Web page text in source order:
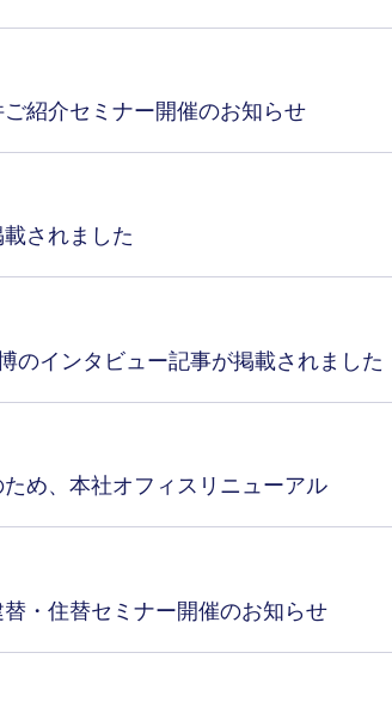
紹介セミナー開催のお知らせ
されました
のインタビュー記事が掲載されました
め、本社オフィスリニューアル
・住替セミナー開催のお知らせ